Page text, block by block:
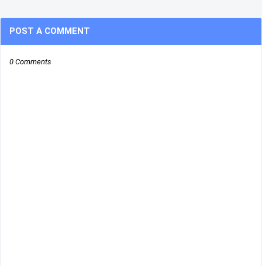
POST A COMMENT
0 Comments